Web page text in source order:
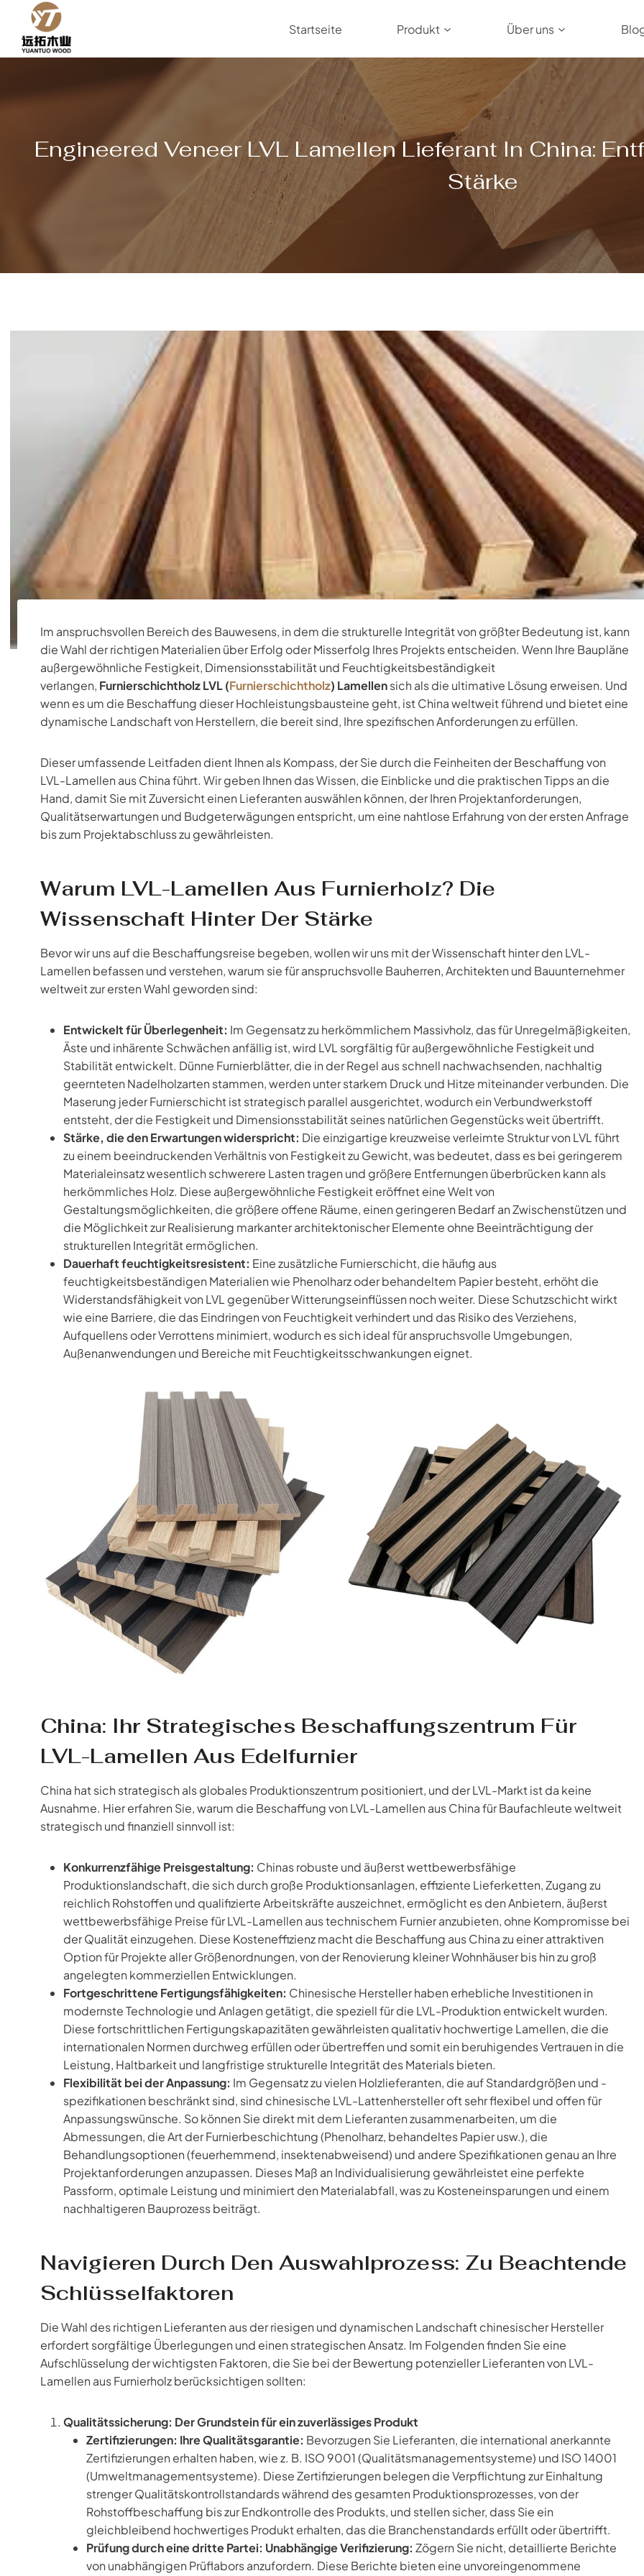
springen
Startseite Produkt Über uns
Engineered Veneer LVL Lamellen Lieferant In China:
Stärke
Im anspruchsvollen Bereich des Bauwesens, in dem die strukturelle Integrität von größter Bedeutung ist, kann
die Wahl der richtigen Materialien über Erfolg oder Misserfolg Ihres Projekts entscheiden. Wenn Ihre Baupläne
außergewöhnliche Festigkeit, Dimensionsstabilität und Feuchtigkeitsbeständigkeit
verlangen, Furnierschichtholz LVL (Furnierschichtholz) Lamellensich als die ultimative Lösung erweisen. Und
wenn es um die Beschaffung dieser Hochleistungsbausteine geht, ist China weltweit führend und bietet eine
dynamische Landschaft von Herstellern, die bereit sind, Ihre spezifischen Anforderungen zu erfüllen.
Dieser umfassende Leitfaden dient Ihnen als Kompass, der Sie durch die Feinheiten der Beschaffung von
LVL-Lamellen aus China führt. Wir geben Ihnen das Wissen, die Einblicke und die praktischen Tipps an die
Hand, damit Sie mit Zuversicht einen Lieferanten auswählen können, der Ihren Projektanforderungen,
Qualitätserwartungen und Budgeterwägungen entspricht, um eine nahtlose Erfahrung von der ersten Anfrage
bis zum Projektabschluss zu gewährleisten.
Warum LVL-Lamellen Aus Furnierholz? Die
Wissenschaft Hinter Der Stärke
Bevor wir uns auf die Beschaffungsreise begeben, wollen wir uns mit der Wissenschaft hinter den LVL-
Lamellen befassen und verstehen, warum sie für anspruchsvolle Bauherren, Architekten und Bauunternehmer
weltweit zur ersten Wahl geworden sind:
Entwickelt für Überlegenheit: Im Gegensatz zu herkömmlichem Massivholz, das für Unregelmäßigkeiten,
Äste und inhärente Schwächen anfällig ist, wird LVL sorgfältig für außergewöhnliche Festigkeit und
Stabilität entwickelt. Dünne Furnierblätter, die in der Regel aus schnell nachwachsenden, nachhaltig
geernteten Nadelholzarten stammen, werden unter starkem Druck und Hitze miteinander verbunden. Die
Maserung jeder Furnierschicht ist strategisch parallel ausgerichtet, wodurch ein Verbundwerkstoff
entsteht, der die Festigkeit und Dimensionsstabilität seines natürlichen Gegenstücks weit übertrifft.
Stärke, die den Erwartungen widerspricht: Die einzigartige kreuzweise verleimte Struktur von LVL führt
zu einem beeindruckenden Verhältnis von Festigkeit zu Gewicht, was bedeutet, dass es bei geringerem
Materialeinsatz wesentlich schwerere Lasten tragen und größere Entfernungen überbrücken kann als
herkömmliches Holz. Diese außergewöhnliche Festigkeit eröffnet eine Welt von
Gestaltungsmöglichkeiten, die größere offene Räume, einen geringeren Bedarf an Zwischenstützen und
die Möglichkeit zur Realisierung markanter architektonischer Elemente ohne Beeinträchtigung der
strukturellen Integrität ermöglichen.
Dauerhaft feuchtigkeitsresistent: Eine zusätzliche Furnierschicht, die häufig aus
feuchtigkeitsbeständigen Materialien wie Phenolharz oder behandeltem Papier besteht, erhöht die
Widerstandsfähigkeit von LVL gegenüber Witterungseinflüssen noch weiter. Diese Schutzschicht wirkt
wie eine Barriere, die das Eindringen von Feuchtigkeit verhindert und das Risiko des Verziehens,
Aufquellens oder Verrottens minimiert, wodurch es sich ideal für anspruchsvolle Umgebungen,
Außenanwendungen und Bereiche mit Feuchtigkeitsschwankungen eignet.
China: Ihr Strategisches Beschaffungszentrum Für
LVL-Lamellen Aus Edelfurnier
China hat sich strategisch als globales Produktionszentrum positioniert, und der LVL-Markt ist da keine
Ausnahme. Hier erfahren Sie, warum die Beschaffung von LVL-Lamellen aus China für Baufachleute weltweit
strategisch und finanziell sinnvoll ist:
Konkurrenzfähige Preisgestaltung: Chinas robuste und äußerst wettbewerbsfähige
Produktionslandschaft, die sich durch große Produktionsanlagen, effiziente Lieferketten, Zugang zu
reichlich Rohstoffen und qualifizierte Arbeitskräfte auszeichnet, ermöglicht es den Anbietern, äußerst
wettbewerbsfähige Preise für LVL-Lamellen aus technischem Furnier anzubieten, ohne Kompromisse bei
der Qualität einzugehen. Diese Kosteneffizienz macht die Beschaffung aus China zu einer attraktiven
Option für Projekte aller Größenordnungen, von der Renovierung kleiner Wohnhäuser bis hin zu groß
angelegten kommerziellen Entwicklungen.
Fortgeschrittene Fertigungsfähigkeiten: Chinesische Hersteller haben erhebliche Investitionen in
modernste Technologie und Anlagen getätigt, die speziell für die LVL-Produktion entwickelt wurden.
Diese fortschrittlichen Fertigungskapazitäten gewährleisten qualitativ hochwertige Lamellen, die die
internationalen Normen durchweg erfüllen oder übertreffen und somit ein beruhigendes Vertrauen in die
Leistung, Haltbarkeit und langfristige strukturelle Integrität des Materials bieten.
Flexibilität bei der Anpassung: Im Gegensatz zu vielen Holzlieferanten, die auf Standardgrößen und -
spezifikationen beschränkt sind, sind chinesische LVL-Lattenhersteller oft sehr flexibel und offen für
Anpassungswünsche. So können Sie direkt mit dem Lieferanten zusammenarbeiten, um die
Abmessungen, die Art der Furnierbeschichtung (Phenolharz, behandeltes Papier usw.), die
Behandlungsoptionen (feuerhemmend, insektenabweisend) und andere Spezifikationen genau an Ihre
Projektanforderungen anzupassen. Dieses Maß an Individualisierung gewährleistet eine perfekte
Passform, optimale Leistung und minimiert den Materialabfall, was zu Kosteneinsparungen und einem
nachhaltigeren Bauprozess beiträgt.
Navigieren Durch Den Auswahlprozess: Zu Beachtende
Schlüsselfaktoren
Die Wahl des richtigen Lieferanten aus der riesigen und dynamischen Landschaft chinesischer Hersteller
erfordert sorgfältige Überlegungen und einen strategischen Ansatz. Im Folgenden finden Sie eine
Aufschlüsselung der wichtigsten Faktoren, die Sie bei der Bewertung potenzieller Lieferanten von LVL-
Lamellen aus Furnierholz berücksichtigen sollten:
Qualitätssicherung: Der Grundstein für ein zuverlässiges Produkt
Zertifizierungen: Ihre Qualitätsgarantie: Bevorzugen Sie Lieferanten, die international anerkannte
Zertifizierungen erhalten haben, wie z. B. ISO 9001 (Qualitätsmanagementsysteme) und ISO 14001
(Umweltmanagementsysteme). Diese Zertifizierungen belegen die Verpflichtung zur Einhaltung
strenger Qualitätskontrollstandards während des gesamten Produktionsprozesses, von der
Rohstoffbeschaffung bis zur Endkontrolle des Produkts, und stellen sicher, dass Sie ein
gleichbleibend hochwertiges Produkt erhalten, das die Branchenstandards erfüllt oder übertrifft.
Prüfung durch eine dritte Partei: Unabhängige Verifizierung: Zögern Sie nicht, detaillierte Berichte
von unabhängigen Prüflabors anzufordern. Diese Berichte bieten eine unvoreingenommene